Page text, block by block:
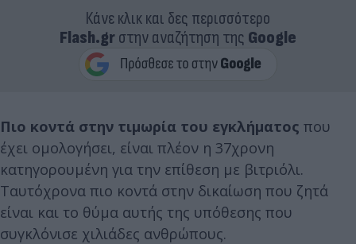
Κάνε κλικ και δες περισσότερο
Flash.grστην αναζήτηση της Google
Πιο κοντά στην τιμωρία του εγκλήματος που
έχει ομολογήσει, είναι πλέον η 37χρονη
κατηγορουμένη για την επίθεση με βιτριόλι.
Ταυτόχρονα πιο κοντά στην δικαίωση που ζητά
είναι και το θύμα αυτής της υπόθεσης που
συγκλόνισε χιλιάδες ανθρώπους.